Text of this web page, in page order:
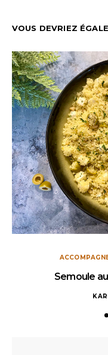
VOUS DEVRIEZ
Semoule